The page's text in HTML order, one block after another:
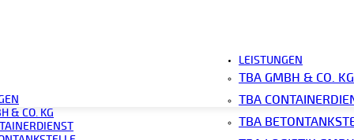
& CO. KG
LEISTUNGEN
TBA GMBH & CO. KG
TBA
TBA
Schiebsdorf